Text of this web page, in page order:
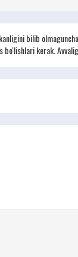
bilib
kerak.